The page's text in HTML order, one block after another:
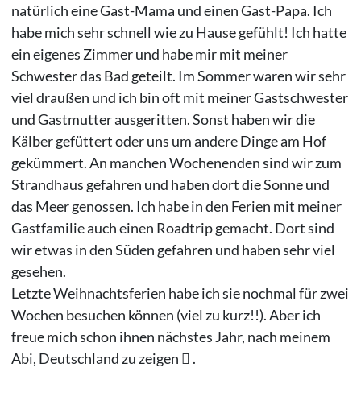
natürlich eine Gast-Mama und einen Gast-Papa. Ich
habe mich sehr schnell wie zu Hause gefühlt! Ich hatte
ein eigenes Zimmer und habe mir mit meiner
Schwester das Bad geteilt. Im Sommer waren wir sehr
viel draußen und ich bin oft mit meiner Gastschwester
und Gastmutter ausgeritten. Sonst haben wir die
Kälber gefüttert oder uns um andere Dinge am Hof
gekümmert. An manchen Wochenenden sind wir zum
Strandhaus gefahren und haben dort die Sonne und
das Meer genossen. Ich habe in den Ferien mit meiner
Gastfamilie auch einen Roadtrip gemacht. Dort sind
wir etwas in den Süden gefahren und haben sehr viel
gesehen.
Letzte Weihnachtsferien habe ich sie nochmal für zwei
Wochen besuchen können (viel zu kurz!!). Aber ich
freue mich schon ihnen nächstes Jahr, nach meinem
Abi, Deutschland zu zeigen  .